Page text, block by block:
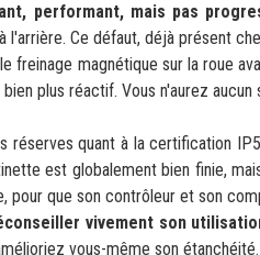
performant, mais pas
l'arrière. Ce défaut, déjà présent
freinage magnétique sur la roue
plus réactif. Vous n'aurez
réserves quant à la certification
est globalement bien finie,
pour que son contrôleur et son
vivement son
vous-même son étanchéité.